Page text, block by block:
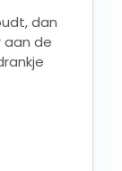
dan
aan de